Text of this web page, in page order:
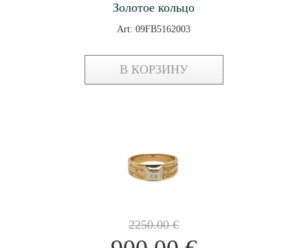
Золотое кольцо
Art: 09FB5162003
В КОРЗИНУ
2250.00€